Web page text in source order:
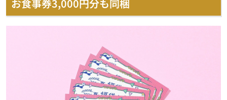
お食事券3,000円分も同梱